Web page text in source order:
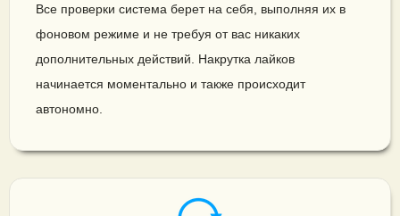
Все проверки система берет на себя, выполняя их в
фоновом режиме и не требуя от вас никаких
дополнительных действий. Накрутка лайков
начинается моментально и также происходит
автономно.